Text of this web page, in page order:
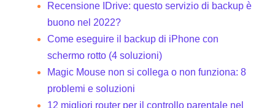
Recensione IDrive: questo servizio di backup è
buono nel 2022?
Come eseguire il backup di iPhone con
schermo rotto (4 soluzioni)
Magic Mouse non si collega o non funziona: 8
problemi e soluzioni
12 migliori router per il controllo parentale nel